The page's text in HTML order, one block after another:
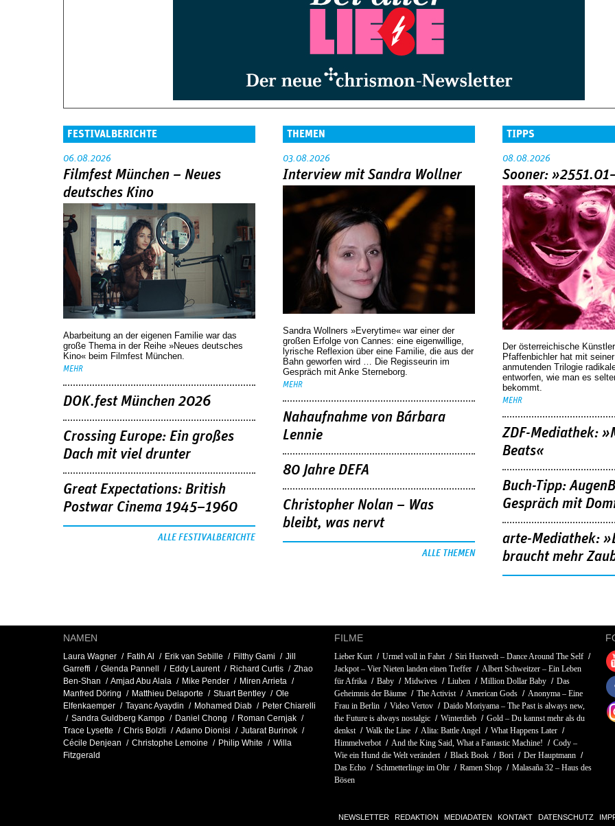
FESTIVALBERICHTE
06.08.2026
Filmfest München – Neues
deutsches Kino
Abarbeitung an der eigenen Familie war das
große Thema in der Reihe »Neues deutsches
Kino« beim Filmfest München.
MEHR
DOK.fest München 2026
Crossing Europe: Ein großes
Dach mit viel drunter
Great Expectations: British
Postwar Cinema 1945–1960
ALLE FESTIVALBERICHTE
THEMEN
03.08.2026
Interview mit Sandra Wollner
Sandra Wollners »Everytime« war einer der
großen Erfolge von Cannes: eine eigenwillige,
lyrische Reflexion über eine ­Familie, die aus der
Bahn geworfen wird … Die Regisseurin im
Gespräch mit Anke Sterneborg.
MEHR
Nahaufnahme von Bárbara
Lennie
80 Jahre DEFA
Christopher Nolan – Was
bleibt, was nervt
ALLE THEMEN
TIPPS
08.08.2026
Sooner:
Der österreichische
Pfaffenbichler hat mit
anmutenden Trilogie
entworfen, wie man es
bekommt.
MEHR
ZDF-Mediathek:
Beats«
Buch-Tipp:
Gespräch mit
arte-Mediathek:
braucht mehr
NAMEN
Laura Wagner Fatih Al Erik van Sebille Filthy Gami
Jill
Garreffi
Glenda Pannell Eddy Laurent Richard Curtis
Zhao
Ben-Shan
Amjad Abu Alala Mike Pender
Miren Arrieta
Manfred Döring
Matthieu Delaporte Stuart Bentley
Ole
Elfenkaemper
Tayanc Ayaydin Mohamed Diab
Peter Chiarelli
Sandra Guldberg Kampp
Daniel Chong
Roman Cernjak
Trace Lysette
Chris Bolzli Adamo Dionisi
Jutarat Burinok
Cécile Denjean
Christophe Lemoine Philip White
Willa
Fitzgerald
FILME
Lieber Kurt Urmel voll in Fahrt
Siri Hustvedt – Dance Around The Self
Jackpot – Vier Nieten landen einen Treffer
Albert Schweitzer – Ein Leben
für Afrika
Baby Midwives Liuben Million Dollar Baby
Das
Geheimnis der Bäume
The Activist American Gods
Anonyma – Eine
Frau in Berlin
Video Vertov
Daido Moriyama – The Past is always new,
the Future is always nostalgic
Winterdieb
Gold – Du kannst mehr als du
denkst
Walk the Line Alita: Battle Angel
What Happens Later
Himmelverbot
And the King Said, What a Fantastic Machine!
Cody –
Wie ein Hund die Welt verändert
Black Book Bori
Der Hauptmann
Das Echo
Schmetterlinge im Ohr Ramen Shop
Malasaña 32 – Haus des
Bösen
NEWSLETTER REDAKTION MEDIADATEN KONTAKT DATENSCHUTZ